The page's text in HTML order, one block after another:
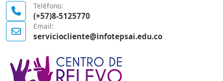
Teléfono:
(+57)8-5125770
Email:
serviciocliente@infotepsai.edu.co